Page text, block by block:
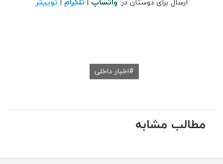
اخبار داخلی
مطالب مشابه